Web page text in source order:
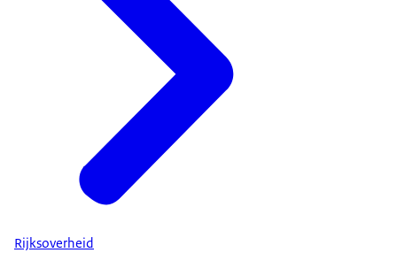
Rijksoverheid